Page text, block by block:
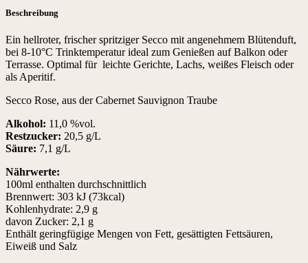
Beschreibung
Ein hellroter, frischer spritziger Secco mit angenehmem Blütenduft,
bei 8-10°C Trinktemperatur ideal zum Genießen auf Balkon oder
Terrasse. Optimal für leichte Gerichte, Lachs, weißes Fleisch oder
als Aperitif.
Secco Rose, aus der Cabernet Sauvignon Traube
Alkohol: 11,0 %vol.
Restzucker: 20,5 g/L
Säure: 7,1 g/L
Nährwerte:
100ml enthalten durchschnittlich
Brennwert: 303 kJ (73kcal)
Kohlenhydrate: 2,9 g
davon Zucker: 2,1 g
Enthält geringfügige Mengen von Fett, gesättigten Fettsäuren,
Eiweiß und Salz